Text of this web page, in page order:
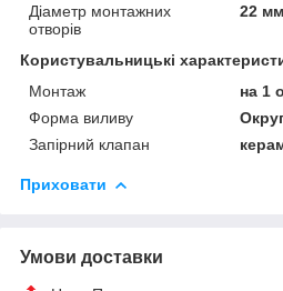
Діаметр монтажних
отворів
22 мм
Користувальницькі
Монтаж
на 1
Форма виливу
Запірний клапан
Приховати
Умови доставки